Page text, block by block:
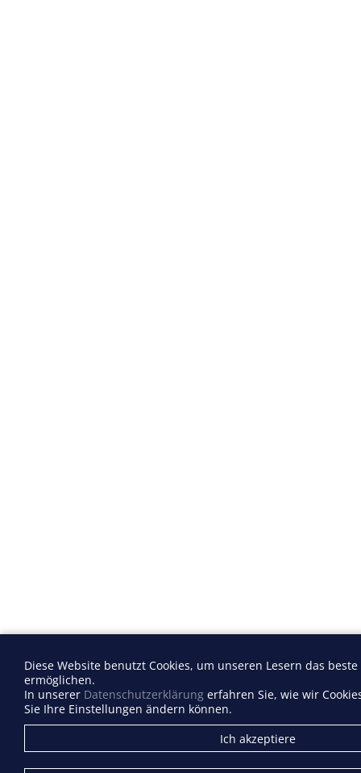
Diese Website benutzt Cookies, um unseren Lesern das
ermöglichen.
In unserer Datenschutzerklärung erfahren Sie, wie wir
Sie Ihre Einstellungen ändern können.
Ich akzeptiere